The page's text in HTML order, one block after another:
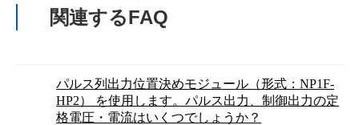
関連するFAQ
パルス列出力位置決めモジュール（形式：NP1F-
HP2） を使用します。パルス出力、制御出力の定
格電圧・電流はいくつでしょうか？